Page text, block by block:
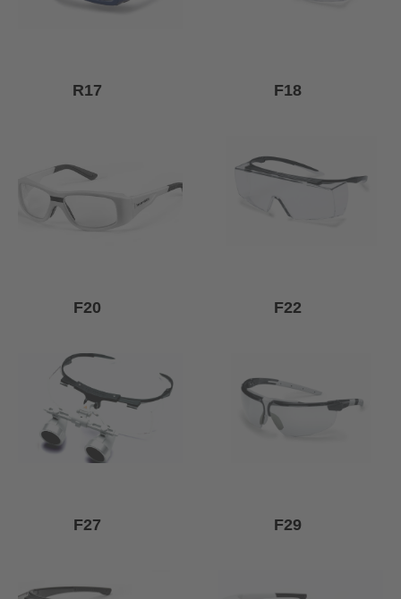
R17 F18
F20 F22
F27 F29